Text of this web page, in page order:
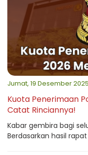
Jumat, 19 Desember
Kuota Penerimaan
Catat Rinciannya!
Kabar gembira bagi
Berdasarkan hasil